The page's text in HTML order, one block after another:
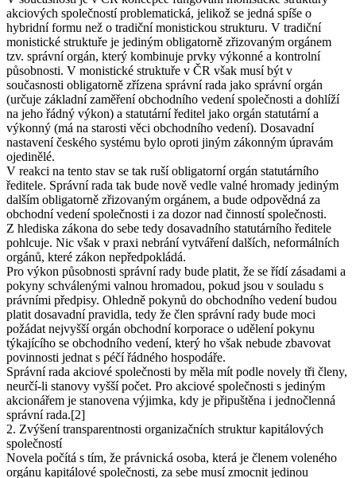
akciových společností problematická, jelikož se jedná spíše o
hybridní formu než o tradiční monistickou strukturu. V tradiční
monistické struktuře je jediným obligatorně zřizovaným orgánem
tzv. správní orgán, který kombinuje prvky výkonné a kontrolní
působnosti. V monistické struktuře v ČR však musí být v
současnosti obligatorně zřízena správní rada jako správní orgán
(určuje základní zaměření obchodního vedení společnosti a dohlíží
na jeho řádný výkon) a statutární ředitel jako orgán statutární a
výkonný (má na starosti věci obchodního vedení). Dosavadní
nastavení českého systému bylo oproti jiným zákonným úpravám
ojedinělé.
V reakci na tento stav se tak ruší obligatorní orgán statutárního
ředitele. Správní rada tak bude nově vedle valné hromady jediným
dalším obligatorně zřizovaným orgánem, a bude odpovědná za
obchodní vedení společnosti i za dozor nad činností společnosti.
Z hlediska zákona do sebe tedy dosavadního statutárního ředitele
pohlcuje. Nic však v praxi nebrání vytváření dalších, neformálních
orgánů, které zákon nepředpokládá.
Pro výkon působnosti správní rady bude platit, že se řídí zásadami a
pokyny schválenými valnou hromadou, pokud jsou v souladu s
právními předpisy. Ohledně pokynů do obchodního vedení budou
platit dosavadní pravidla, tedy že člen správní rady bude moci
požádat nejvyšší orgán obchodní korporace o udělení pokynu
týkajícího se obchodního vedení, který ho však nebude zbavovat
povinnosti jednat s péčí řádného hospodáře.
Správní rada akciové společnosti by měla mít podle novely tři členy,
neurčí-li stanovy vyšší počet. Pro akciové společnosti s jediným
akcionářem je stanovena výjimka, kdy je připuštěna i jednočlenná
správní rada.[2]
2. Zvýšení transparentnosti organizačních struktur kapitálových
společností
Novela počítá s tím, že právnická osoba, která je členem voleného
orgánu kapitálové společnosti, za sebe musí zmocnit jedinou